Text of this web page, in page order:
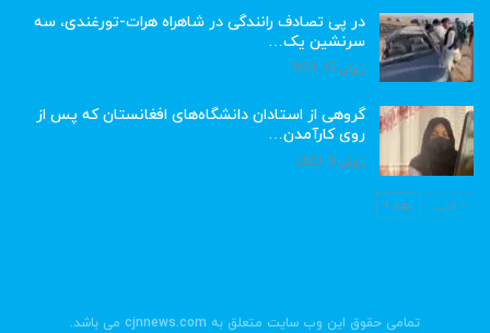
در پی تصادف رانندگی در شاهراه هرات-تورغندی، سه
سرنشین یک…
ژوئن 15, 2023
گروهی از استادان دانشگاه‌های افغانستان که پس از
روی کارآمدن…
ژوئن 6, 2023
قبلی بعد
تمامی حقوق این وب سایت متعلق به cjnnews.com می باشد.